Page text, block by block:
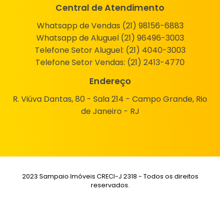
Central de Atendimento
Whatsapp de Vendas (21) 98156-6883
Whatsapp de Aluguel (21) 96496-3003
Telefone Setor Aluguel: (21) 4040-3003
Telefone Setor Vendas: (21) 2413-4770
Endereço
R. Viúva Dantas, 80 - Sala 214 - Campo Grande, Rio
de Janeiro - RJ
2023 Sampaio Imóveis CRECI-J 2318 - Todos os direitos
reservados.